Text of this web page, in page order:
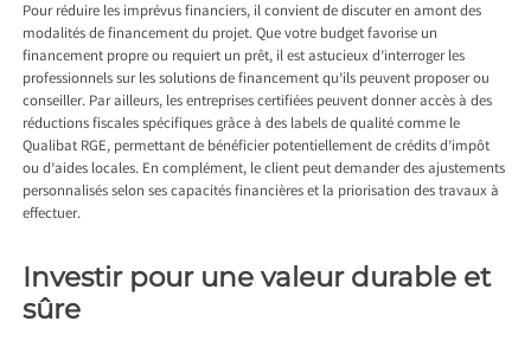
Pour réduire les imprévus financiers, il convient de discuter en amont des
modalités de financement du projet. Que votre budget favorise un
financement propre ou requiert un prêt, il est astucieux d’interroger les
professionnels sur les solutions de financement qu’ils peuvent proposer ou
conseiller. Par ailleurs, les entreprises certifiées peuvent donner accès à des
réductions fiscales spécifiques grâce à des labels de qualité comme le
Qualibat RGE, permettant de bénéficier potentiellement de crédits d’impôt
ou d’aides locales. En complément, le client peut demander des ajustements
personnalisés selon ses capacités financières et la priorisation des travaux à
effectuer.
Investir pour une valeur durable et
sûre